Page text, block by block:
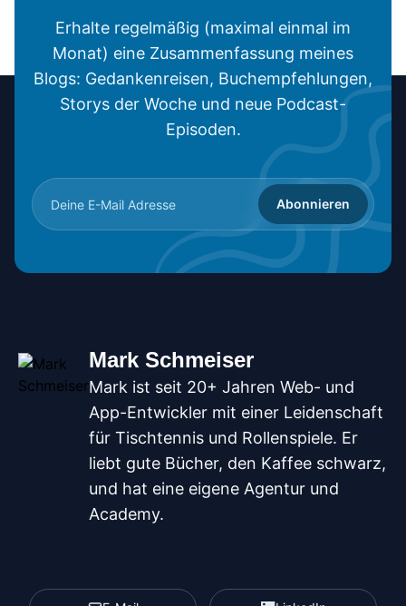
Erhalte regelmäßig (maximal einmal im
Monat) eine Zusammenfassung meines
Blogs: Gedankenreisen, Buchempfehlungen,
Storys der Woche und neue Podcast-
Episoden.
Abonnieren
Mark Schmeiser
Mark ist seit 20+ Jahren Web- und
App-Entwickler mit einer Leidenschaft
für Tischtennis und Rollenspiele. Er
liebt gute Bücher, den Kaffee schwarz,
und hat eine eigene Agentur und
Academy.